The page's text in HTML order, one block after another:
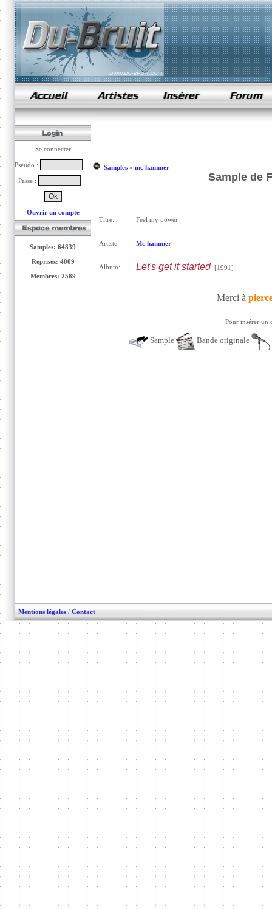
samples de rap
Se connecter
Pseudo :
Passe :
Ouvrir un compte
Samples: 64839
Reprises: 4009
Membres: 2589
Samples» mc hammer
Sample de
Titre: Feel my power
Artiste: Mc hammer
Album: Let's get it started[1991]
Merci à
Pour insérer un
Sample Bande originale
Mentions légales / Contact